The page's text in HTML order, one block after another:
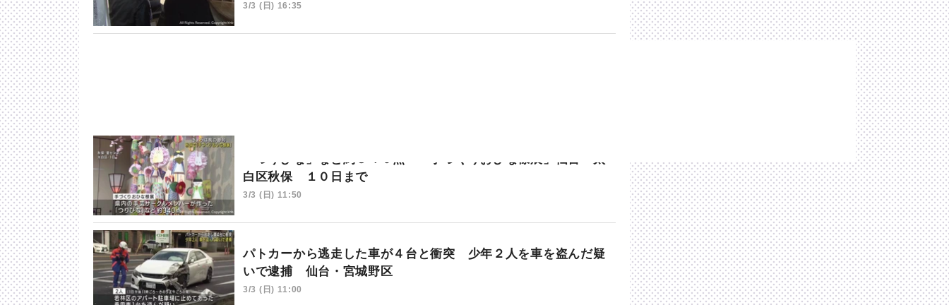
3/3 (日) 16:35
「つりびな」など約３４０点 「手づくりおひな様展」仙台・太
白区秋保 １０日まで
3/3 (日) 11:50
パトカーから逃走した車が４台と衝突 少年２人を車を盗んだ疑
いで逮捕 仙台・宮城野区
3/3 (日) 11:00